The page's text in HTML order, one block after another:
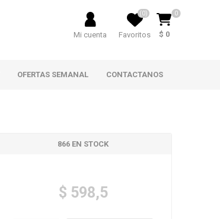
Mi cuenta Favoritos
(0) 0
$ 0
OFERTAS SEMANAL CONTACTANOS
866 EN STOCK
$ 598,5